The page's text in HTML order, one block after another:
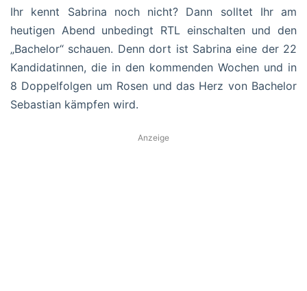
Ihr kennt Sabrina noch nicht? Dann solltet Ihr am
heutigen Abend unbedingt RTL einschalten und den
„Bachelor“ schauen. Denn dort ist Sabrina eine der 22
Kandidatinnen, die in den kommenden Wochen und in
8 Doppelfolgen um Rosen und das Herz von Bachelor
Sebastian kämpfen wird.
Anzeige